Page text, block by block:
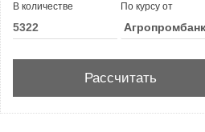
В количестве По курсу от